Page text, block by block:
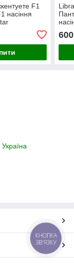
F1
насіння
600
КНОПКА
ЗВ'ЯЗКУ